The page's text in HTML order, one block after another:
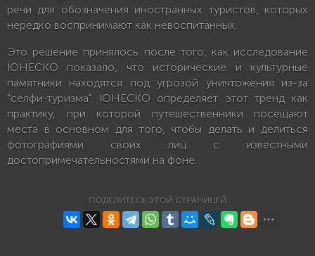
речи для обозначения иностранных туристов, которых
нередко воспринимают как невоспитанных.
Это решение принялось после того, как исследование
ЮНЕСКО показало, что исторические и культурные
памятники находятся под угрозой уничтожения из-за
"селфи-туризма". ЮНЕСКО определяет этот тренд как
практику, при которой путешественники посещают
места в основном для того, чтобы делать и делиться
фотографиями своих лиц с известными
достопримечательностями на фоне.
ПОДЕЛИТЕСЬ ЭТОЙ СТРАНИЦЕЙ